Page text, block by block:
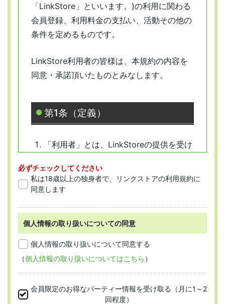
「LinkStore」といいます。)の利用に関わる
会員登録、利用料金の支払い、活動その他の
条件を定めるものです。
LinkStore利用者の皆様は、本規約の内容を
同意・承諾頂いたものとみなします。
第1条（定義）
「利用者」とは、LinkStoreの提供を受け
「会員」とは、本規約に従って会員登録
をした人を指します。
第2条 （適用範囲）
本規約は、すべての会員に適用され、登録手
ります。
必ずチェックしてください
私は18歳以上の独身者で、リンクストアの利用規約に
同意します
個人情報の取り扱いについての同意
個人情報の取り扱いについて同意する
（個人情報の取り扱いについてはこちら ）
会員限定のお得なパーティー情報を受け取る（月に1～2
回程度）